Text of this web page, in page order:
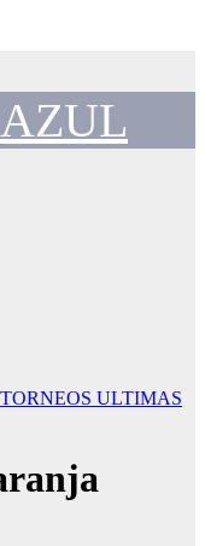
TORNEOS ULTIMAS